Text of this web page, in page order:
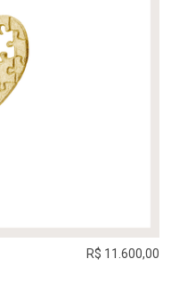
R$ 11.600,00